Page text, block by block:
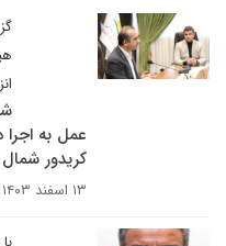
عمل به
کریدور
۱۳ اسفند ۱۴۰۳